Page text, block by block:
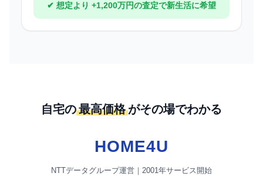
✔ 想定より +1,200万円の査定で新生活に希望
自宅の最高価格 がその場でわかる
HOME4U
NTTデータグループ運営｜2001年サービス開始